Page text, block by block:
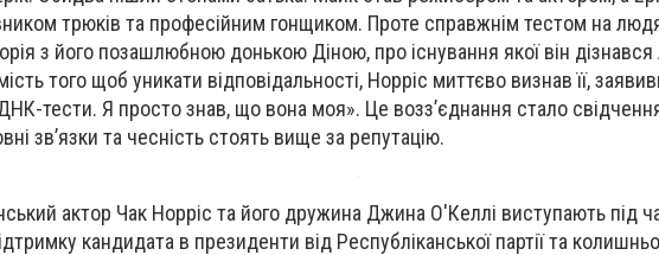
трюків та професійним гонщиком. Проте справжнім тестом на
з його позашлюбною донькою Діною, про існування якої він
того щоб уникати відповідальності, Норріс миттєво визнав її,
ДНК-тести. Я просто знав, що вона моя». Це возз’єднання стало
зв’язки та чесність стоять вище за репутацію.
актор Чак Норріс та його дружина Джина О'Келлі виступають під
кандидата в президенти від Республіканської партії та